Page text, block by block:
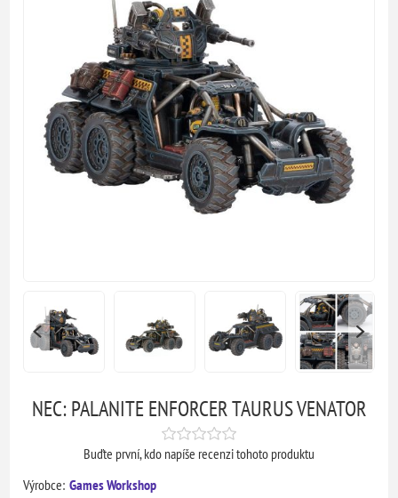
NEC: PALANITE ENFORCER TAURUS VENATOR
Buďte první, kdo napíše recenzi tohoto produktu
Výrobce: Games Workshop